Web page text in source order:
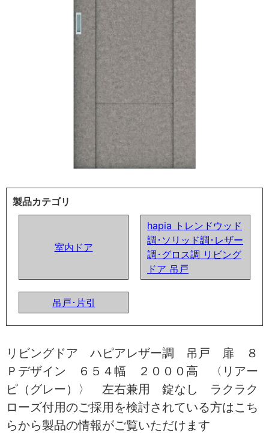
製品カテゴリ
室内ドア
hapia トレンドウッド
調･ソリッド調･レザー
調･グロス調 リビング
ドア 吊戸
吊戸･片引
リビングドア ハピアレザー調 吊戸 扉 ８
Ｐデザイン ６５４幅 ２０００高 〈リアー
ピ（グレー）〉 左右兼用 錠なし ラクラク
ローズ付用のご採用を検討されている方はこち
らから製品の情報がご覧いただけます